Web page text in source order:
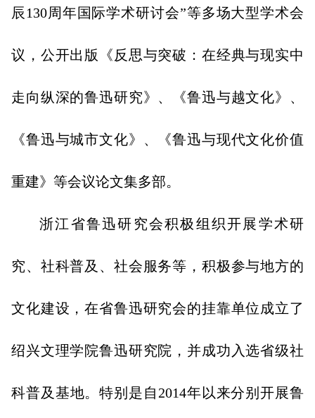
辰130周年国际学术研讨会”等多场大型学术会
议，公开出版《反思与突破：在经典与现实中
走向纵深的鲁迅研究》、《鲁迅与越文化》、
《鲁迅与城市文化》、《鲁迅与现代文化价值
重建》等会议论文集多部。
浙江省鲁迅研究会积极组织开展学术研
究、社科普及、社会服务等，积极参与地方的
文化建设，在省鲁迅研究会的挂靠单位成立了
绍兴文理学院鲁迅研究院，并成功入选省级社
科普及基地。特别是自2014年以来分别开展鲁